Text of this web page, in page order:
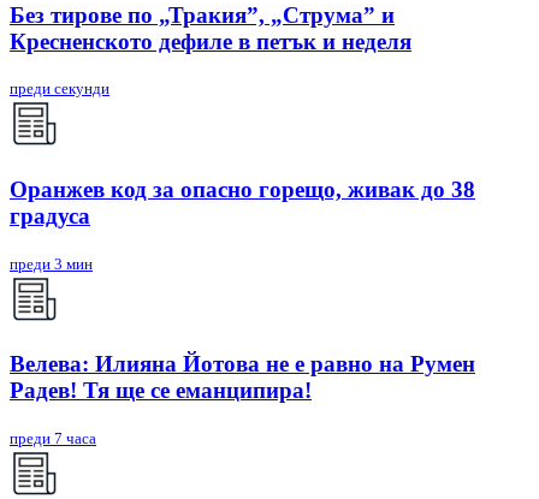
Без тирове по „Тракия”, „Струма” и
Кресненското дефиле в петък и неделя
преди секунди
Оранжев код за опасно горещо, живак до 38
градуса
преди 3 мин
Велева: Илияна Йотова не е равно на Румен
Радев! Тя ще се еманципира!
преди 7 часа